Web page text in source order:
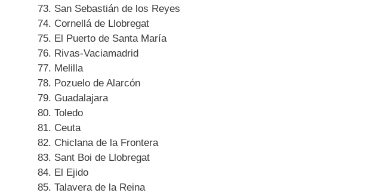
San Sebastián de los Reyes
Cornellá de Llobregat
El Puerto de Santa María
Rivas-Vaciamadrid
Melilla
Pozuelo de Alarcón
Guadalajara
Toledo
Ceuta
Chiclana de la Frontera
Sant Boi de Llobregat
El Ejido
Talavera de la Reina